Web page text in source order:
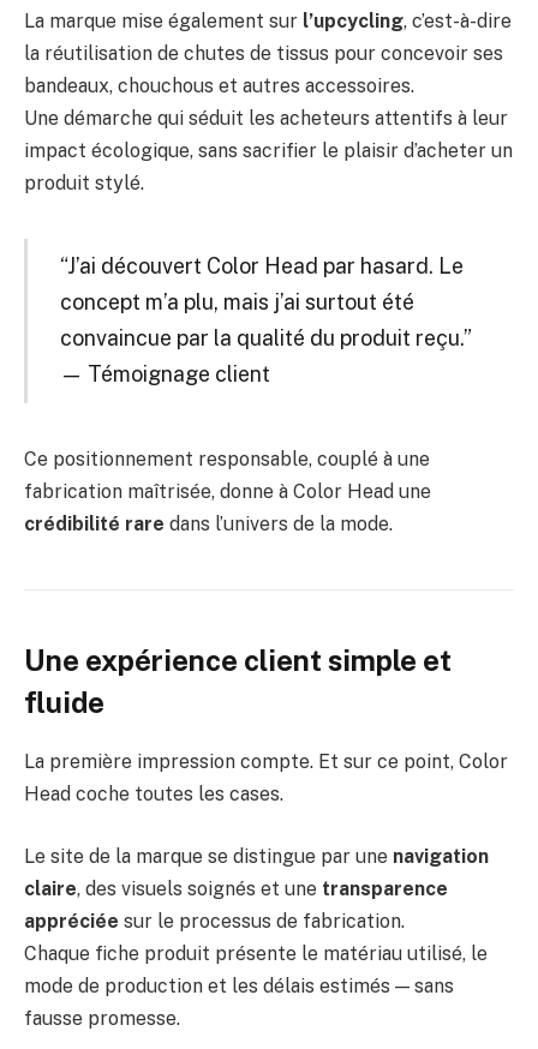
La marque mise également sur l’upcycling, c’est-à-dire
la réutilisation de chutes de tissus pour concevoir ses
bandeaux, chouchous et autres accessoires.
Une démarche qui séduit les acheteurs attentifs à leur
impact écologique, sans sacrifier le plaisir d’acheter un
produit stylé.
“J’ai découvert Color Head par hasard. Le
concept m’a plu, mais j’ai surtout été
convaincue par la qualité du produit reçu.”
— Témoignage client
Ce positionnement responsable, couplé à une
fabrication maîtrisée, donne à Color Head une
crédibilité rare dans l’univers de la mode.
Une expérience client simple et
fluide
La première impression compte. Et sur ce point, Color
Head coche toutes les cases.
Le site de la marque se distingue par une navigation
claire, des visuels soignés et une transparence
appréciée sur le processus de fabrication.
Chaque fiche produit présente le matériau utilisé, le
mode de production et les délais estimés — sans
fausse promesse.